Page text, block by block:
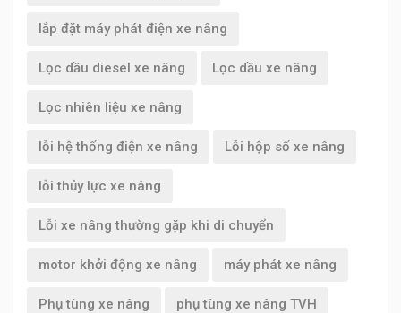
lắp đặt máy phát điện xe nâng
Lọc dầu diesel xe nâng Lọc dầu xe nâng
Lọc nhiên liệu xe nâng
lỗi hệ thống điện xe nâng Lỗi hộp số xe nâng
lỗi thủy lực xe nâng
Lỗi xe nâng thường gặp khi di chuyển
motor khởi động xe nâng máy phát xe nâng
Phụ tùng xe nâng phụ tùng xe nâng TVH